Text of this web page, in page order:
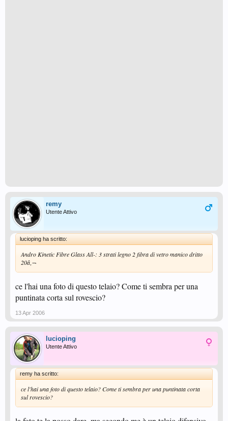
remy
Utente Attivo
lucioping ha scritto:
Andro Kinetic Fibre Glass All-: 3 strati legno 2 fibra di vetro manico dritto
20â‚¬
ce l'hai una foto di questo telaio? Come ti sembra per una
puntinata corta sul rovescio?
13 Apr 2006
lucioping
Utente Attivo
remy ha scritto:
ce l'hai una foto di questo telaio? Come ti sembra per una puntinata corta
sul rovescio?